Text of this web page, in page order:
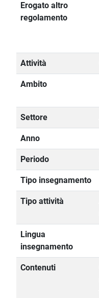
Erogato altro
regolamento
Attività
Ambito
Settore
Anno
Periodo
Tipo insegnamento
Tipo attività
Lingua
insegnamento
Contenuti